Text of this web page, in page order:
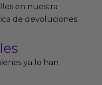
en nuestra
de devoluciones.
ya lo han